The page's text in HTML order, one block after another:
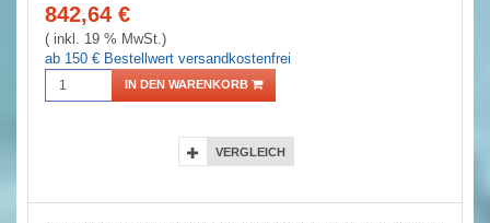
842,64 €
( inkl. 19 % MwSt.)
ab 150 € Bestellwert versandkostenfrei
IN DEN WARENKORB
VERGLEICH